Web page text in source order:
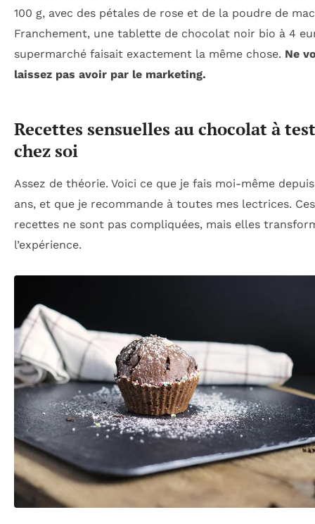
100 g, avec des pétales de rose et de la poudre de
Franchement, une tablette de chocolat noir bio à 4
supermarché faisait exactement la même chose. Ne
laissez pas avoir par le marketing.
Recettes sensuelles au chocolat à
chez soi
Assez de théorie. Voici ce que je fais moi-même
ans, et que je recommande à toutes mes lectrices. Ces
recettes ne sont pas compliquées, mais elles
l’expérience.